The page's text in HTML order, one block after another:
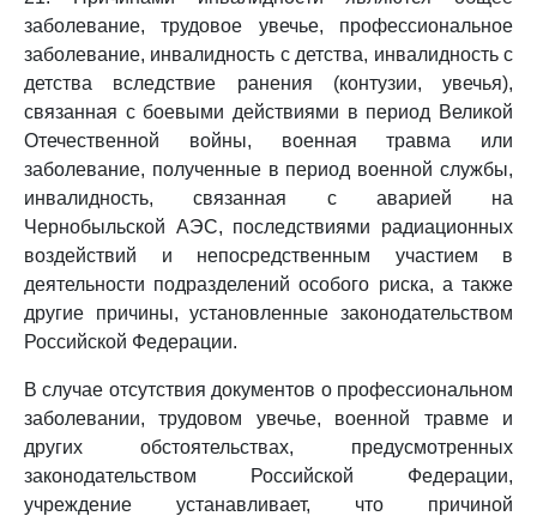
заболевание, трудовое увечье, профессиональное
заболевание, инвалидность с детства, инвалидность с
детства вследствие ранения (контузии, увечья),
связанная с боевыми действиями в период Великой
Отечественной войны, военная травма или
заболевание, полученные в период военной службы,
инвалидность, связанная с аварией на
Чернобыльской АЭС, последствиями радиационных
воздействий и непосредственным участием в
деятельности подразделений особого риска, а также
другие причины, установленные законодательством
Российской Федерации.
В случае отсутствия документов о профессиональном
заболевании, трудовом увечье, военной травме и
других обстоятельствах, предусмотренных
законодательством Российской Федерации,
учреждение устанавливает, что причиной